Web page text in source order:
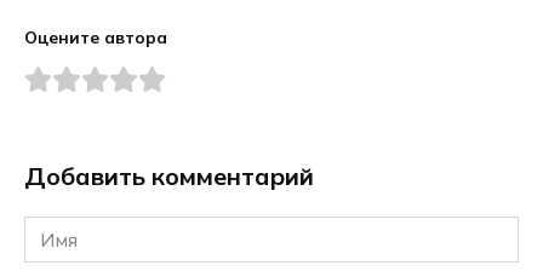
Оцените автора
Добавить комментарий
Имя
*